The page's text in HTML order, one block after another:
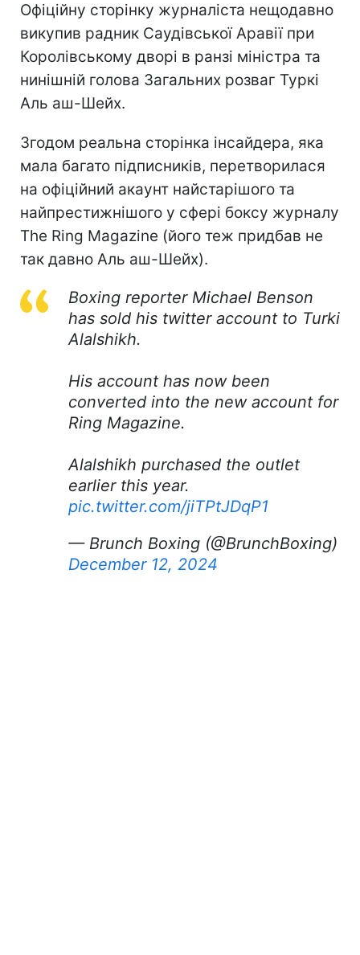
Офіційну сторінку журналіста нещодавно
викупив радник Саудівської Аравії при
Королівському дворі в ранзі міністра та
нинішній голова Загальних розваг Туркі
Аль аш-Шейх.
Згодом реальна сторінка інсайдера, яка
мала багато підписників, перетворилася
на офіційний акаунт найстарішого та
найпрестижнішого у сфері боксу журналу
The Ring Magazine (його теж придбав не
так давно Аль аш-Шейх).
Boxing reporter Michael Benson
has sold his twitter account to Turki
Alalshikh.
His account has now been
converted into the new account for
Ring Magazine.
Alalshikh purchased the outlet
earlier this year.
pic.twitter.com/jiTPtJDqP1
— Brunch Boxing (@BrunchBoxing)
December 12, 2024